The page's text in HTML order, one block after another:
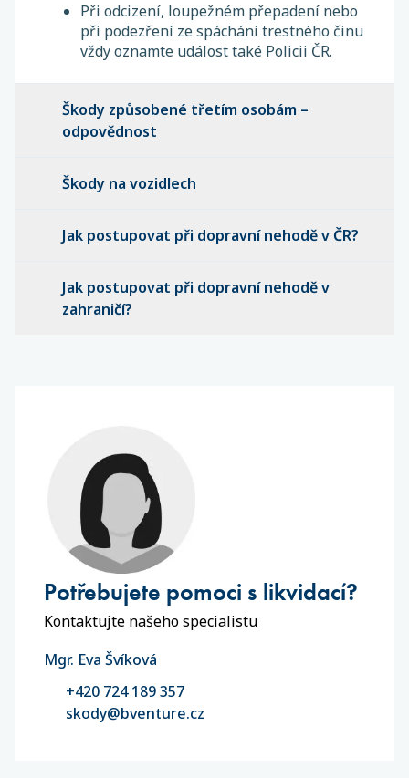
Při odcizení, loupežném přepadení nebo
při podezření ze spáchání trestného činu
vždy oznamte událost také Policii ČR.
Škody způsobené třetím osobám –
odpovědnost
Škody na vozidlech
Jak postupovat při dopravní nehodě v ČR?
Jak postupovat při dopravní nehodě v
zahraničí?
Potřebujete pomoci s likvidací?
Kontaktujte našeho specialistu
Mgr. Eva Švíková
+420 724 189 357
skody@bventure.cz